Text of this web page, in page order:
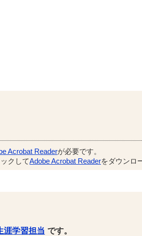
Acrobat Readerが必要です。
クしてAdobe Acrobat Readerをダウンロ
涯学習担当 です。